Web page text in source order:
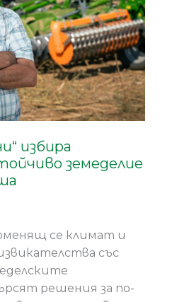
избира
земеделие
се климат и
със
решения за по-